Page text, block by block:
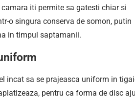
iti permite sa gatesti chiar si
o singura conserva de somon, putin
in timpul saptamanii.
incat sa se prajeasca uniform in
pentru ca forma de disc